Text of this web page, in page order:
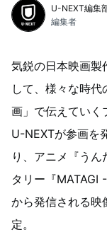
U-NEXT編集
編集者
気鋭の日本映画製
して、様々な時
画」で伝えていく
U-NEXTが参画を
り、アニメ『う
タリー『MATAGI
から発信される映
定。